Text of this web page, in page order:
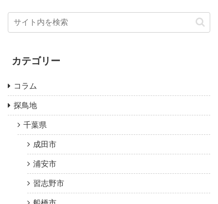
カテゴリー
コラム
探鳥地
千葉県
成田市
浦安市
習志野市